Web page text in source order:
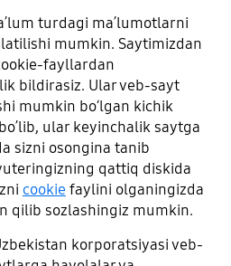
turdagi maʼlumotlarni
mumkin. Saytimizdan
fayllardan
bildirasiz. Ular veb-sayt
mumkin boʻlgan kichik
ular keyinchalik saytga
sizni osongina tanib
qattiq diskida
cookie faylini olganingizda
qilib sozlashingiz mumkin.
korporatsiyasi veb-